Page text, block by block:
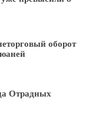
оборот
Отрадных